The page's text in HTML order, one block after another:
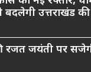
उत्तराखंड की
रजत जयंती पर